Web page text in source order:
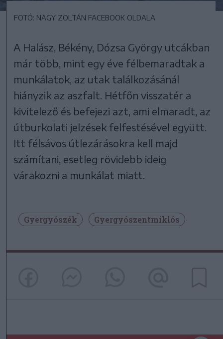
FOTÓ: NAGY ZOLTÁN FACEBOOK OLDALA
A Halász, Békény, Dózsa György utcákban
már több, mint egy éve félbemaradtak a
munkálatok, az utak találkozásánál
hiányzik az aszfalt. Hétfőn visszatér a
kivitelező és befejezi azt, ami elmaradt, az
útburkolati jelzések felfestésével együtt.
Itt félsávos útlezárásokra kell majd
számítani, esetleg rövidebb ideig
várakozni a munkálat miatt.
Gyergyószék Gyergyószentmiklós